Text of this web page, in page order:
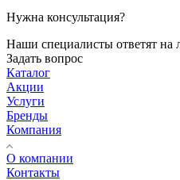
Нужна консультация?
Наши специалисты ответят
Задать вопрос
Каталог
Акции
Услуги
Бренды
Компания
О компании
Контакты